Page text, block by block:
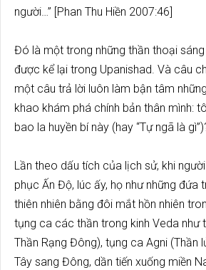
người…” [Phan Thu Hiền 2007:46]
Đó là một trong những thần thoại
được kể lại trong Upanishad. Và câu
một câu trả lời luôn làm bận tâm
khao khám phá chính bản thân mình:
bao la huyền bí này (hay “Tự ngã là
Lần theo dấu tích của lịch sử, khi
phục Ấn Độ, lúc ấy, họ như những đứa
thiên nhiên bằng đôi mắt hồn nhiên
tụng ca các thần trong kinh Veda như
Thần Rạng Đông), tụng ca Agni (Thần
Tây sang Đông, dần tiến xuống miền